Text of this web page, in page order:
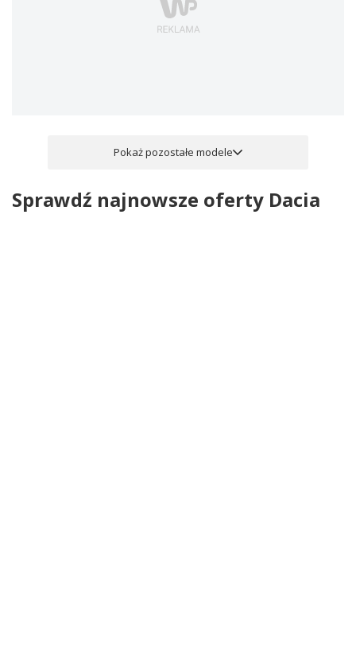
Pokaż pozostałe modele
Sprawdź najnowsze oferty Dacia